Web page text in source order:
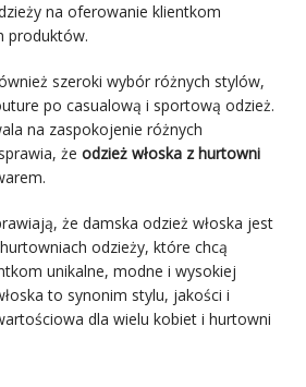
na oferowanie klientkom
produktów.
szeroki wybór różnych stylów,
po casualową i sportową odzież.
na zaspokojenie różnych
że odzież włoska z hurtowni
że damska odzież włoska jest
odzieży, które chcą
unikalne, modne i wysokiej
to synonim stylu, jakości i
dla wielu kobiet i hurtowni